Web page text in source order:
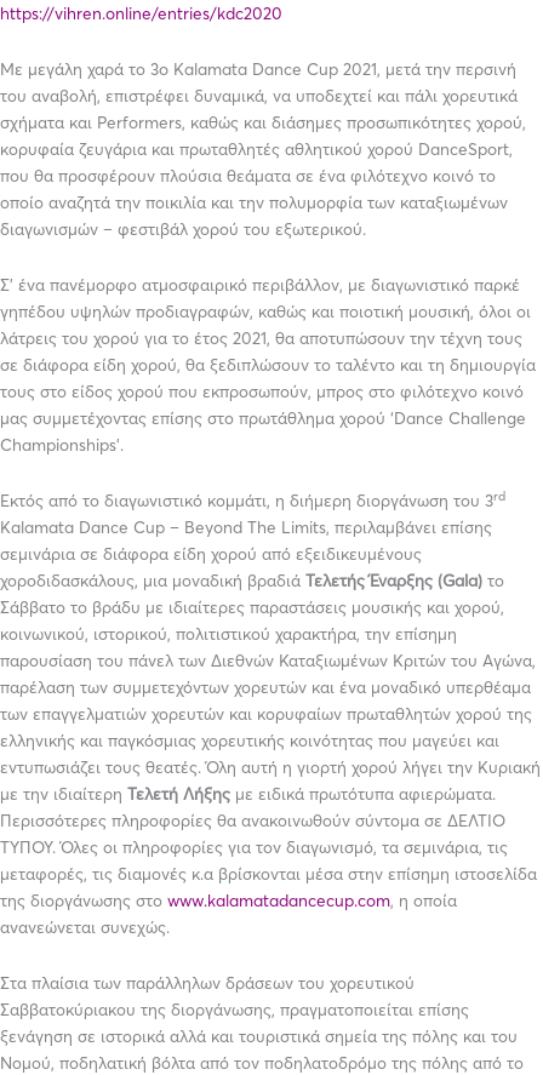
https://vihren.online/entries/kdc2020
Με μεγάλη χαρά το 3o Kalamata Dance Cup 2021, μετά την περσινή
του αναβολή, επιστρέφει δυναμικά, να υποδεχτεί και πάλι χορευτικά
σχήματα και Performers, καθώς και διάσημες προσωπικότητες χορού,
κορυφαία ζευγάρια και πρωταθλητές αθλητικού χορού DanceSport,
που θα προσφέρουν πλούσια θεάματα σε ένα φιλότεχνο κοινό το
οποίο αναζητά την ποικιλία και την πολυμορφία των καταξιωμένων
διαγωνισμών – φεστιβάλ χορού του εξωτερικού.
Σ’ ένα πανέμορφο ατμοσφαιρικό περιβάλλον, με διαγωνιστικό παρκέ
γηπέδου υψηλών προδιαγραφών, καθώς και ποιοτική μουσική, όλοι οι
λάτρεις του χορού για το έτος 2021, θα αποτυπώσουν την τέχνη τους
σε διάφορα είδη χορού, θα ξεδιπλώσουν το ταλέντο και τη δημιουργία
τους στο είδος χορού που εκπροσωπούν, μπρος στο φιλότεχνο κοινό
μας συμμετέχοντας επίσης στο πρωτάθλημα χορού ‘Dance Challenge
Championships’.
Εκτός από το διαγωνιστικό κομμάτι, η διήμερη διοργάνωση του 3rd
Kalamata Dance Cup – Beyond The Limits, περιλαμβάνει επίσης
σεμινάρια σε διάφορα είδη χορού από εξειδικευμένους
χοροδιδασκάλους, μια μοναδική βραδιά Τελετής Έναρξης (Gala) το
Σάββατο το βράδυ με ιδιαίτερες παραστάσεις μουσικής και χορού,
κοινωνικού, ιστορικού, πολιτιστικού χαρακτήρα, την επίσημη
παρουσίαση του πάνελ των Διεθνών Καταξιωμένων Κριτών του Αγώνα,
παρέλαση των συμμετεχόντων χορευτών και ένα μοναδικό υπερθέαμα
των επαγγελματιών χορευτών και κορυφαίων πρωταθλητών χορού της
ελληνικής και παγκόσμιας χορευτικής κοινότητας που μαγεύει και
εντυπωσιάζει τους θεατές. Όλη αυτή η γιορτή χορού λήγει την Κυριακή
με την ιδιαίτερη Τελετή Λήξης με ειδικά πρωτότυπα αφιερώματα.
Περισσότερες πληροφορίες θα ανακοινωθούν σύντομα σε ΔΕΛΤΙΟ
ΤΥΠΟΥ. Όλες οι πληροφορίες για τον διαγωνισμό, τα σεμινάρια, τις
μεταφορές, τις διαμονές κ.α βρίσκονται μέσα στην επίσημη ιστοσελίδα
της διοργάνωσης στο www.kalamatadancecup.com, η οποία
ανανεώνεται συνεχώς.
Στα πλαίσια των παράλληλων δράσεων του χορευτικού
Σαββατοκύριακου της διοργάνωσης, πραγματοποιείται επίσης
ξενάγηση σε ιστορικά αλλά και τουριστικά σημεία της πόλης και του
Νομού, ποδηλατική βόλτα από τον ποδηλατοδρόμο της πόλης από το